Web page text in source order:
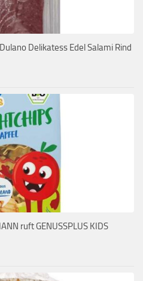
Delikatess Edel Salami Rind
ruft GENUSSPLUS KIDS